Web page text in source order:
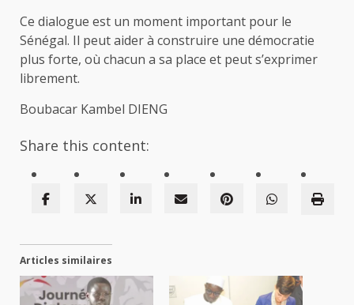
Ce dialogue est un moment important pour le
Sénégal. Il peut aider à construire une démocratie
plus forte, où chacun a sa place et peut s’exprimer
librement.
Boubacar Kambel DIENG
Share this content:
Articles similaires